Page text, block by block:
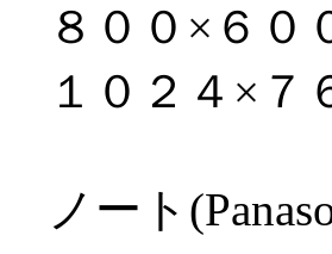
８００×６０
１０２４×７
ノート